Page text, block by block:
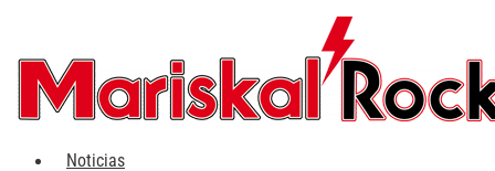
contenido
Noticias